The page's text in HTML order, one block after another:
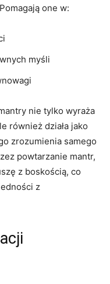
one w:
myśli
nie tylko wyraża
⁤również‍ działa jako
zrozumienia ⁢samego
powtarzanie mantr,
z boskością,‌ co
⁤z